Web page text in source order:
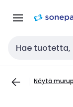
navigointiin
Haku
Näytä